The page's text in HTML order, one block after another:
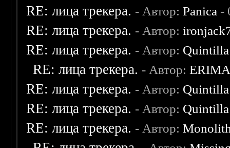
RE: лица трекера. - Автор:Panica -
RE: лица трекера. - Автор:
RE: лица трекера. - Автор: Quintilla
RE: лица трекера. - Автор:
RE: лица трекера. - Автор: Quintilla
RE: лица трекера. - Автор: Quintilla
RE: лица трекера. - Автор: